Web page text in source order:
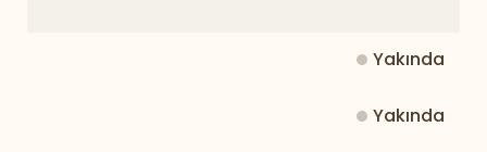
Yakında
Yakında